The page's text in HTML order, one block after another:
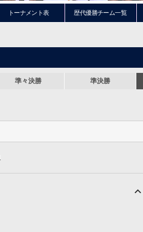
トーナメント表 歴代優勝チーム一覧
準々決勝 準決勝